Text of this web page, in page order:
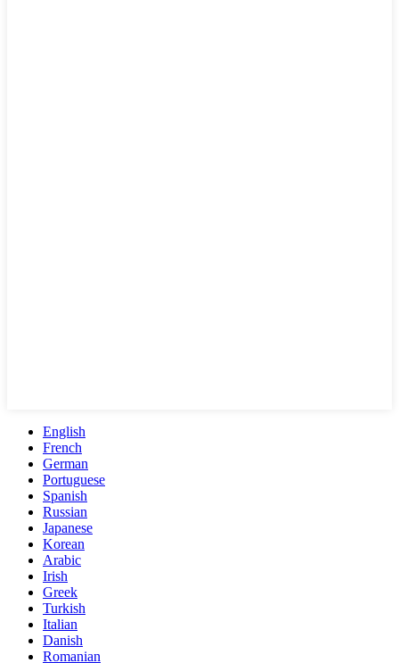
English
French
German
Portuguese
Spanish
Russian
Japanese
Korean
Arabic
Irish
Greek
Turkish
Italian
Danish
Romanian